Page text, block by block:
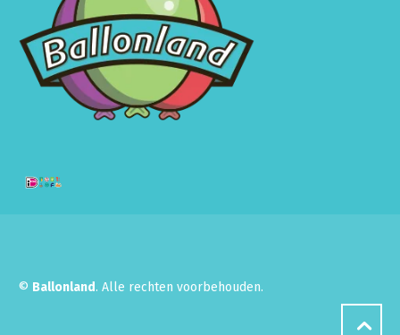
© Ballonland. Alle rechten voorbehouden.